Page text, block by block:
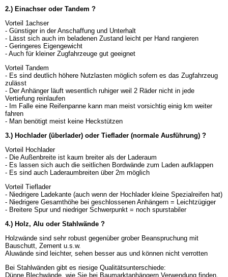
2.) Einachser oder Tandem ?
Vorteil 1achser
- Günstiger in der Anschaffung und Unterhalt
- Lässt sich auch im beladenen Zustand leicht per Hand rangieren
- Geringeres Eigengewicht
- Auch für kleiner Zugfahrzeuge gut geeignet
Vorteil Tandem
- Es sind deutlich höhere Nutzlasten möglich sofern es das Zugfahrzeug
zulässt
- Der Anhänger läuft wesentlich ruhiger weil 2 Räder nicht in jede
Vertiefung reinlaufen
- Im Falle eine Reifenpanne kann man meist vorsichtig einig km weiter
fahren
- Man benötigt meist keine Heckstützen
3.) Hochlader (überlader) oder Tieflader (normale Ausführung) ?
Vorteil Hochlader
- Die Außenbreite ist kaum breiter als der Laderaum
- Es lassen sich auch die seitlichen Bordwände zum Laden aufklappen
- Es sind auch Laderaumbreiten über 2m möglich
Vorteil Tieflader
- Niedrigere Ladekante (auch wenn der Hochlader kleine Spezialreifen hat)
- Niedrigere Gesamthöhe bei geschlossenen Anhängern = Leichtzügiger
- Breitere Spur und niedriger Schwerpunkt = noch spurstabiler
4.) Holz, Alu oder Stahlwände ?
Holzwände sind sehr robust gegenüber grober Beanspruchung mit
Bauschutt, Zement u.s.w.
Aluwände sind leichter, sehen besser aus und können nicht verrotten
Bei Stahlwänden gibt es riesige Qualitätsunterschiede:
Dünne Blechwände, wie Sie bei Baumarktanhängern Verwendung finden,